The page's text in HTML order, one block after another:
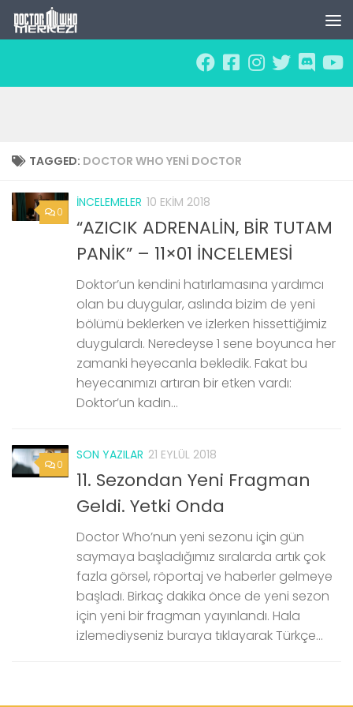
Skip to content
TAGGED: DOCTOR WHO YENI DOCTOR
0
İNCELEMELER 10 EKIM 2018
“AZICIK ADRENALİN, BİR TUTAM
PANİK” – 11×01 İNCELEMESİ
Doktor’un kendini hatırlamasına yardımcı
olan bu duygular, aslında bizim de yeni
bölümü beklerken ve izlerken hissettiğimiz
duygulardı. Neredeyse 1 sene boyunca her
zamanki heyecanla bekledik. Fakat bu
heyecanımızı artıran bir etken vardı:
Doktor’un kadın...
0
SON YAZILAR 21 EYLÜL 2018
11. Sezondan Yeni Fragman
Geldi. Yetki Onda
Doctor Who’nun yeni sezonu için gün
saymaya başladığımız sıralarda artık çok
fazla görsel, röportaj ve haberler gelmeye
başladı. Birkaç dakika önce de yeni sezon
için yeni bir fragman yayınlandı. Hala
izlemediyseniz buraya tıklayarak Türkçe...